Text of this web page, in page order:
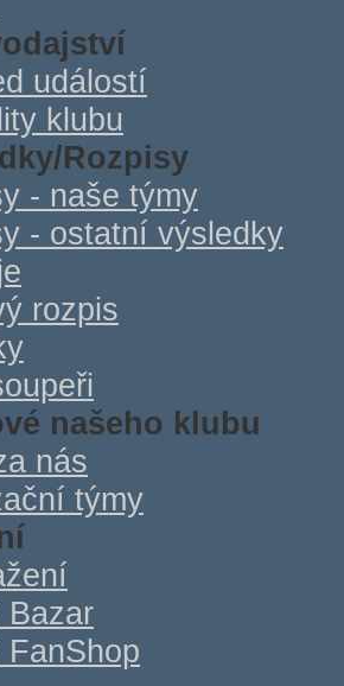
událostí
klubu
Rozpisy
- naše týmy
- ostatní výsledky
rozpis
našeho klubu
nás
týmy
Bazar
FanShop